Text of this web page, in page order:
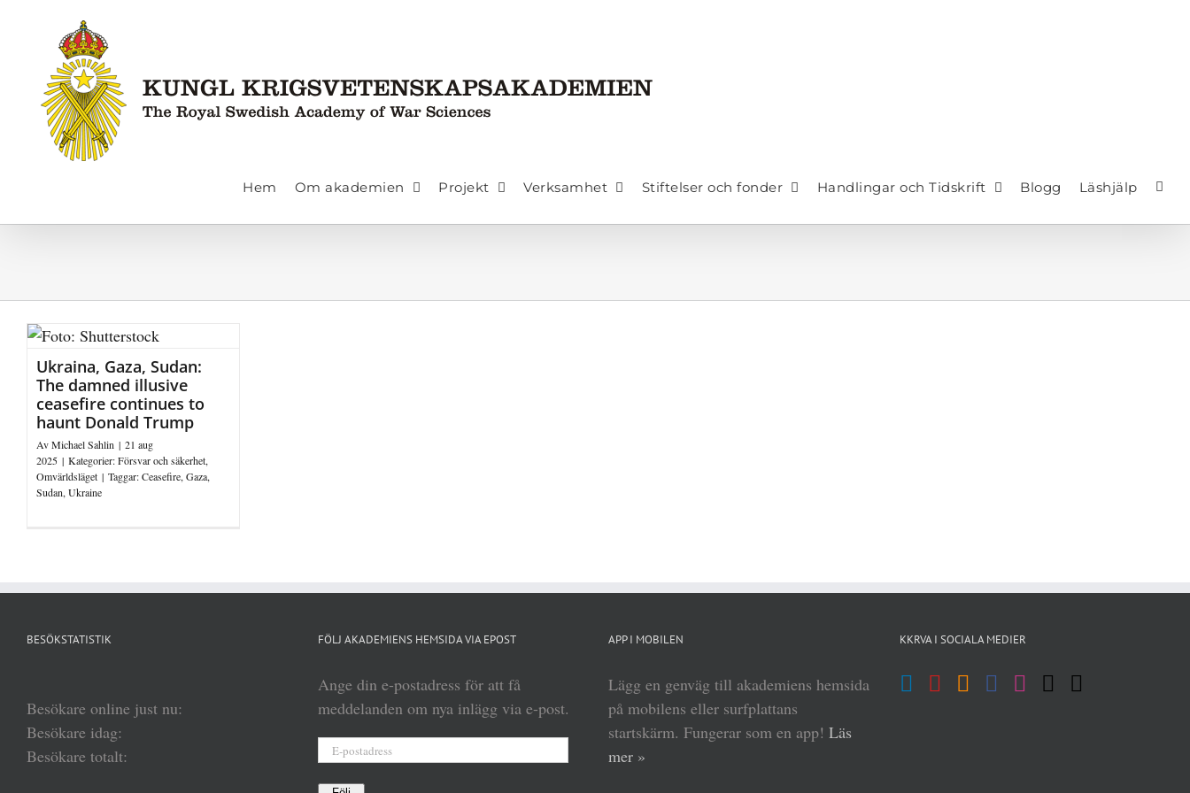
innehållet
Hem Om akademien Projekt Verksamhet Stiftelser och fonder Handlingar och Tidskrift Blogg Läshjälp
Ukraina, Gaza, Sudan:
The damned illusive
ceasefire continues to
haunt Donald Trump
AvMichael Sahlin | 21 aug
2025 | Kategorier:Försvar och säkerhet,
Omvärldsläget | Taggar:Ceasefire, Gaza,
Sudan, Ukraine
BESÖKSTATISTIK
Besökare online just nu:
Besökare idag:
Besökare totalt:
FÖLJ AKADEMIENS HEMSIDA VIA EPOST
Ange din e-postadress för att få
meddelanden om nya inlägg via e-post.
APP I MOBILEN
Lägg en genväg till akademiens hemsida
på mobilens eller surfplattans
startskärm. Fungerar som en app! Läs
mer »
KKRVA I SOCIALA MEDIER